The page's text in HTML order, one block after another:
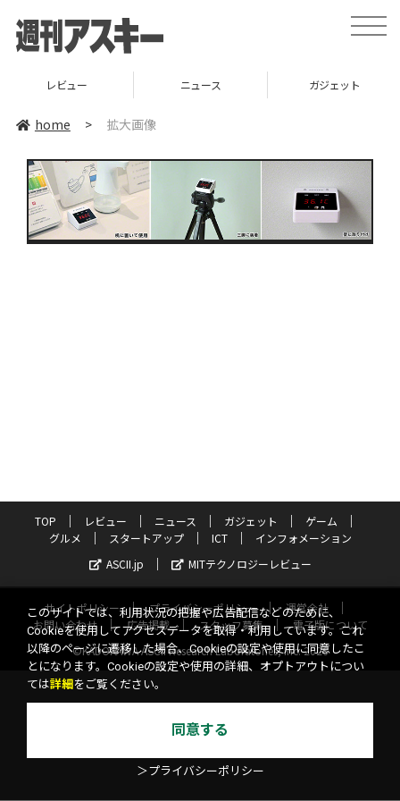
toggle
レビュー ニュース ガジェット
home > 拡大画像
TOP レビュー ニュース ガジェット
ゲーム
グルメ
スタートアップ ICT
インフォメーション
ASCII.jp
MITテクノロジーレビュー
サイトポリシー プライバシーポリシー
運営会社
お問い合わせ
広告掲載 スタッフ募集
電子版について
©KADOKAWA ASCII Research Laboratories, Inc. 2026
このサイトでは、利用状況の把握や広告配信などのために、
Cookieを使用してアクセスデータを取得・利用しています。これ
以降のページに遷移した場合、Cookieの設定や使用に同意したこ
とになります。Cookieの設定や使用の詳細、オプトアウトについ
ては詳細 をご覧ください。
同意する
＞プライバシーポリシー